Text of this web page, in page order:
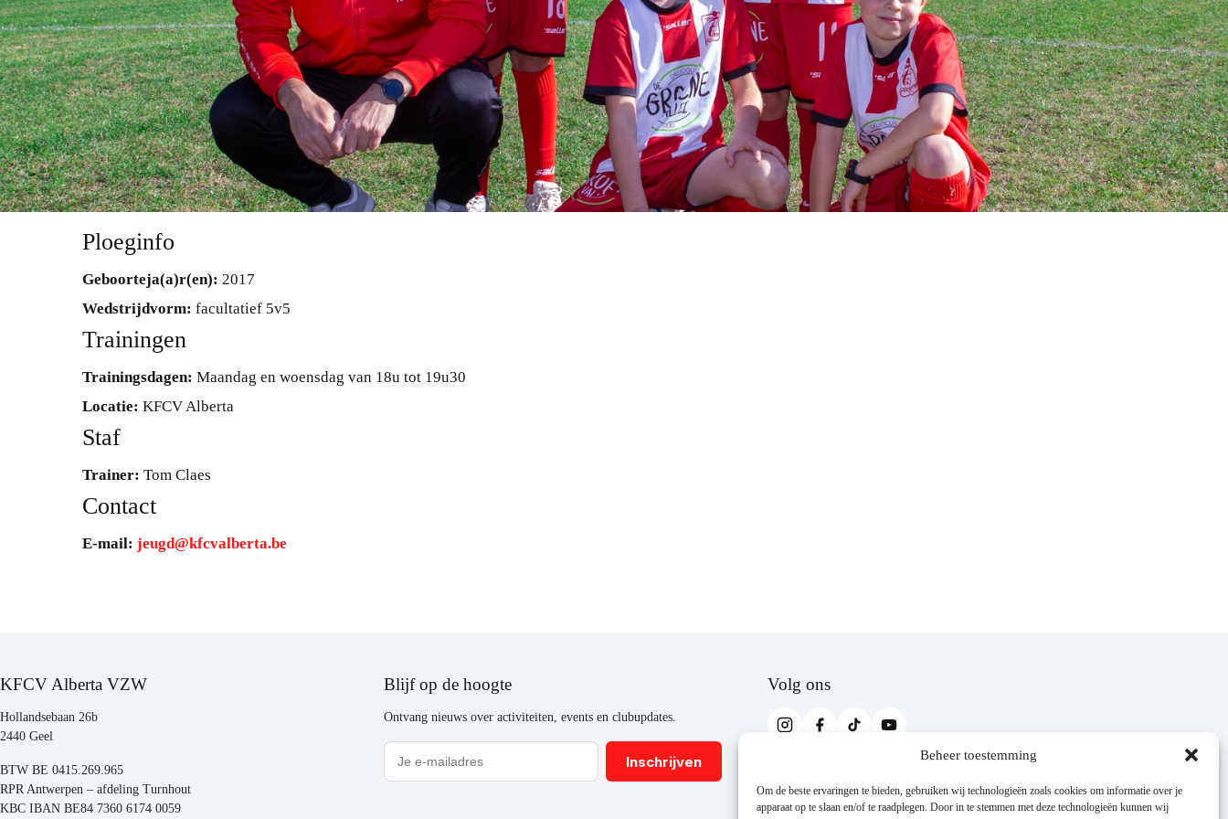
Beheer toestemming
Om de beste ervaringen te bieden, gebruiken wij technologieën zoals cookies om informatie over je
apparaat op te slaan en/of te raadplegen. Door in te stemmen met deze technologieën kunnen wij
Ploeginfo
Geboorteja(a)r(en): 2017
Wedstrijdvorm: facultatief 5v5
Trainingen
Trainingsdagen: Maandag en woensdag van 18u tot 19u30
Locatie: KFCV Alberta
Staf
Trainer: Tom Claes
Contact
E-mail: jeugd@kfcvalberta.be
KFCV Alberta VZW
Hollandsebaan 26b
2440 Geel
BTW BE 0415.269.965
RPR Antwerpen – afdeling Turnhout
KBC IBAN BE84 7360 6174 0059
Blijf op de hoogte
Ontvang nieuws over activiteiten, events en clubupdates.
Inschrijven
Volg ons
Shop online via Trooper en steun KFCV Alberta
zonder extra kost.